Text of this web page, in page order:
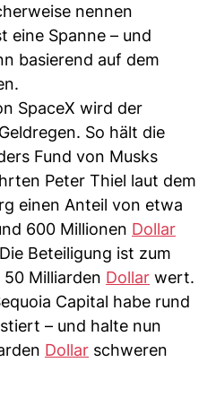
nennen
eine Spanne – und
basierend auf dem
SpaceX wird der
So hält die
Fund von Musks
Peter Thiel laut dem
einen Anteil von etwa
600 Millionen Dollar
Beteiligung ist zum
50 Milliarden Dollar wert.
Capital habe rund
– und halte nun
Dollar schweren